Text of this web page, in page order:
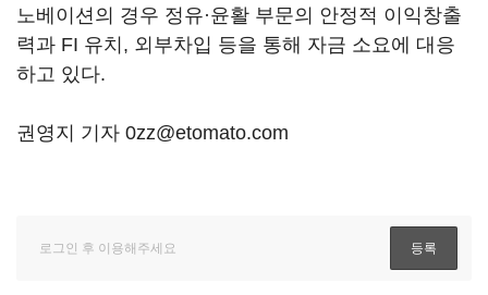
노베이션의 경우 정유·윤활 부문의 안정적 이익창출
력과 FI 유치, 외부차입 등을 통해 자금 소요에 대응
하고 있다.
권영지 기자 0zz@etomato.com